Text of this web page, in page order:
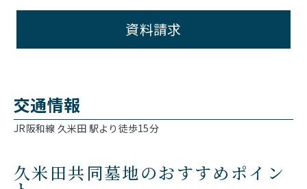
資料請求
交通情報
JR阪和線 久米田 駅より徒歩15分
久米田共同墓地のおすすめポイン